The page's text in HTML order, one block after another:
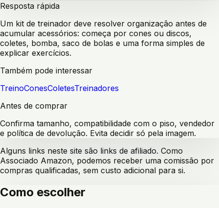
Resposta rápida
Um kit de treinador deve resolver organização antes de
acumular acessórios: começa por cones ou discos,
coletes, bomba, saco de bolas e uma forma simples de
explicar exercícios.
Também pode interessar
TreinoConesColetesTreinadores
Antes de comprar
Confirma tamanho, compatibilidade com o piso, vendedor
e política de devolução. Evita decidir só pela imagem.
Alguns links neste site são links de afiliado. Como
Associado Amazon, podemos receber uma comissão por
compras qualificadas, sem custo adicional para si.
Como escolher